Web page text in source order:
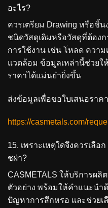
อะไร?
ควรเตรียม Drawing หรือชิ้
ชนิดวัสดุเดิมหรือวัสดุที่ต้อง
การใช้งาน เช่น โหลด ควา
แวดล้อม ข้อมูลเหล่านี้ช่วยใ
ราคาได้แม่นยำยิ่งขึ้น
ส่งข้อมูลเพื่อขอใบเสนอราค
https://casmetals.com/
15. เพราะเหตุใดจึงควรเลื
ชผ่า?
CASMETALS ให้บริการผ
ตัวอย่าง พร้อมให้คำแนะนำ
ปัญหาการสึกหรอ และช่วยเ